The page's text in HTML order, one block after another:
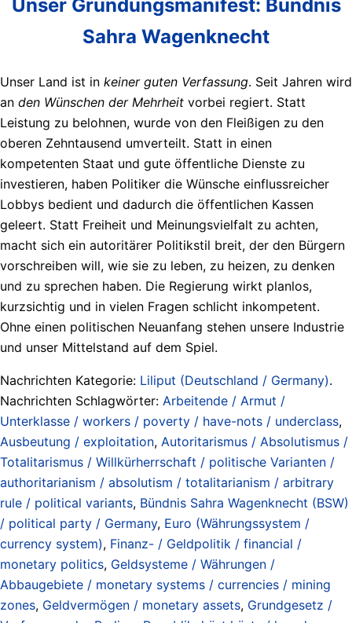
Unser Gründungsmanifest: Bündnis
Sahra Wagenknecht
Unser Land ist in keiner guten Verfassung. Seit Jahren wird
an den Wünschen der Mehrheit vorbei regiert. Statt
Leistung zu belohnen, wurde von den Fleißigen zu den
oberen Zehntausend umverteilt. Statt in einen
kompetenten Staat und gute öffentliche Dienste zu
investieren, haben Politiker die Wünsche einflussreicher
Lobbys bedient und dadurch die öffentlichen Kassen
geleert. Statt Freiheit und Meinungsvielfalt zu achten,
macht sich ein autoritärer Politikstil breit, der den Bürgern
vorschreiben will, wie sie zu leben, zu heizen, zu denken
und zu sprechen haben. Die Regierung wirkt planlos,
kurzsichtig und in vielen Fragen schlicht inkompetent.
Ohne einen politischen Neuanfang stehen unsere Industrie
und unser Mittelstand auf dem Spiel.
Nachrichten Kategorie: Liliput (Deutschland / Germany).
Nachrichten Schlagwörter: Arbeitende / Armut /
Unterklasse / workers / poverty / have-nots / underclass,
Ausbeutung / exploitation, Autoritarismus / Absolutismus /
Totalitarismus / Willkürherrschaft / politische Varianten /
authoritarianism / absolutism / totalitarianism / arbitrary
rule / political variants, Bündnis Sahra Wagenknecht (BSW)
/ political party / Germany, Euro (Währungssystem /
currency system), Finanz- / Geldpolitik / financial /
monetary politics, Geldsysteme / Währungen /
Abbaugebiete / monetary systems / currencies / mining
zones, Geldvermögen / monetary assets, Grundgesetz /